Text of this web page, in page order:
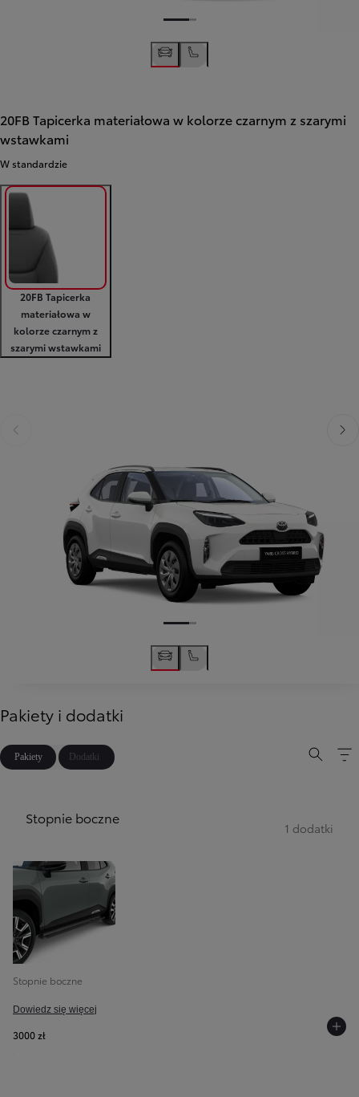
20FB Tapicerka materiałowa w kolorze czarnym z szarymi
wstawkami
W standardzie
20FB Tapicerka
materiałowa w
kolorze czarnym z
szarymi wstawkami
Poprzedni
Pakiety i dodatki
Pakiety Dodatki
Stopnie boczne
1 dodatki
Stopnie boczne
Dowiedz się więcej
3000 zł